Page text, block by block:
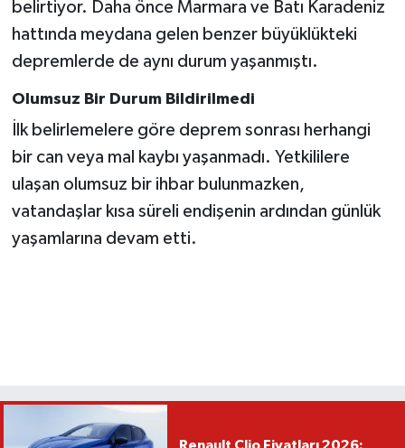
belirtiyor. Daha önce Marmara ve Batı Karadeniz
hattında meydana gelen benzer büyüklükteki
depremlerde de aynı durum yaşanmıştı.
Olumsuz Bir Durum Bildirilmedi
İlk belirlemelere göre deprem sonrası herhangi
bir can veya mal kaybı yaşanmadı. Yetkililere
ulaşan olumsuz bir ihbar bulunmazken,
vatandaşlar kısa süreli endişenin ardından günlük
yaşamlarına devam etti.
Renault Clio Fiyatları 2026: